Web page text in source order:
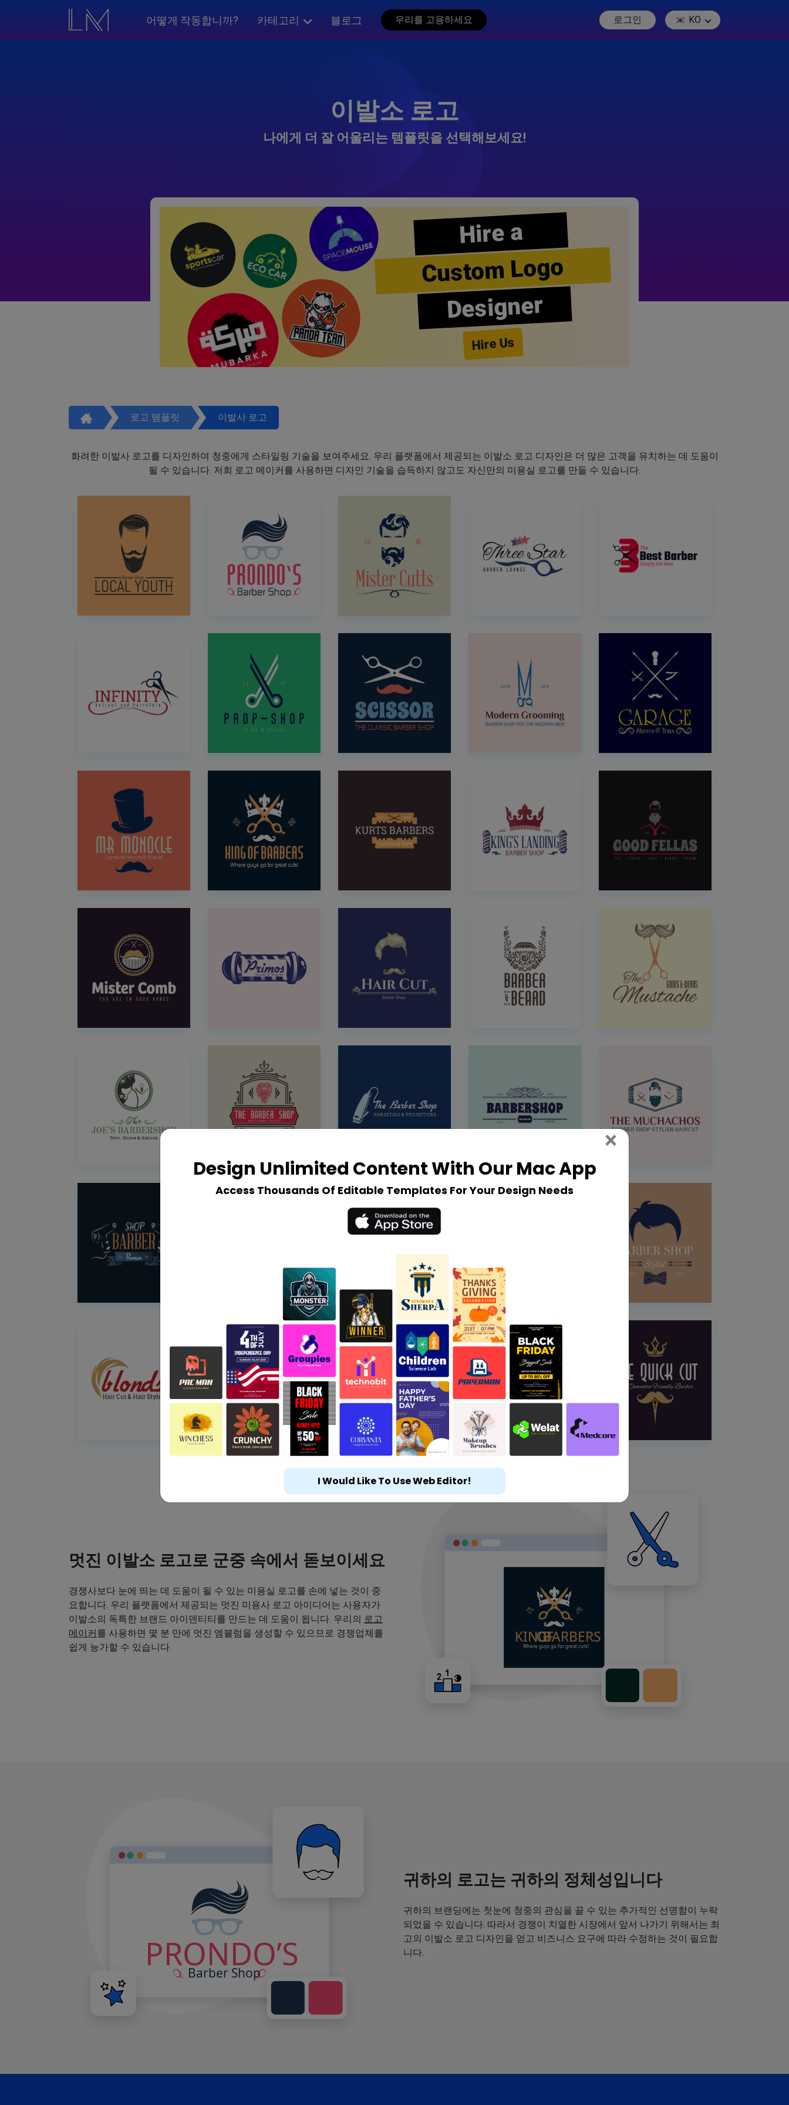
어떻게 작동합니까? 카테고리 블로그 우리를 고용하세요 로그인 KO
이발소 로고
나에게 더 잘 어울리는 템플릿을 선택해보세요!
Hire a
Custom Logo
Designer
Hire Us
로고 템플릿 이발사 로고
화려한 이발사 로고를 디자인하여 청중에게 스타일링 기술을 보여주세요. 우리 플랫폼에서 제공되는 이발소 로고 디자인은 더 많은 고객을 유치하는 데 도움이
될 수 있습니다. 저희 로고 메이커를 사용하면 디자인 기술을 습득하지 않고도 자신만의 미용실 로고를 만들 수 있습니다.
멋진 이발소 로고로 군중 속에서 돋보이세요
경쟁사보다 눈에 띄는 데 도움이 될 수 있는 미용실 로고를 손에 넣는 것이 중
요합니다. 우리 플랫폼에서 제공되는 멋진 미용사 로고 아이디어는 사용자가
이발소의 독특한 브랜드 아이덴티티를 만드는 데 도움이 됩니다. 우리의 로고
메이커 를 사용하면 몇 분 만에 멋진 엠블럼을 생성할 수 있으므로 경쟁업체를
쉽게 능가할 수 있습니다.
귀하의 로고는 귀하의 정체성입니다
귀하의 브랜딩에는 첫눈에 청중의 관심을 끌 수 있는 추가적인 선명함이 누락
되었을 수 있습니다. 따라서 경쟁이 치열한 시장에서 앞서 나가기 위해서는 최
고의 이발소 로고 디자인을 얻고 비즈니스 요구에 따라 수정하는 것이 필요합
니다.
Design Unlimited Content With Our Mac App
Access Thousands Of Editable Templates For Your Design Needs
× Close
I Would Like To Use Web Editor!